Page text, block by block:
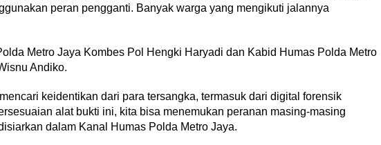
peran pengganti. Banyak warga yang mengikuti jalannya
Metro Jaya Kombes Pol Hengki Haryadi dan Kabid Humas Polda Metro
Andiko.
keidentikan dari para tersangka, termasuk dari digital forensik
alat bukti ini, kita bisa menemukan peranan masing-masing
dalam Kanal Humas Polda Metro Jaya.